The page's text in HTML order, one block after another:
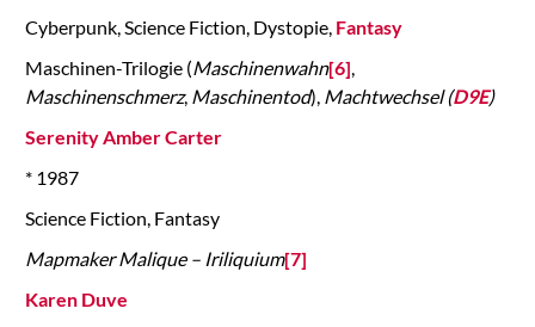
Cyberpunk, Science Fiction, Dystopie, Fantasy
Maschinen-Trilogie (Maschinenwahn[6],
Maschinenschmerz, Maschinentod), Machtwechsel (D9E)
Serenity Amber Carter
* 1987
Science Fiction, Fantasy
Mapmaker Malique – Iriliquium[7]
Karen Duve